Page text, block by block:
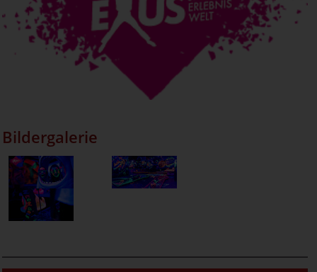
Bildergalerie